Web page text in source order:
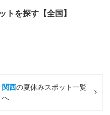
トを探す【全国】
関西の夏休みスポット一覧
へ